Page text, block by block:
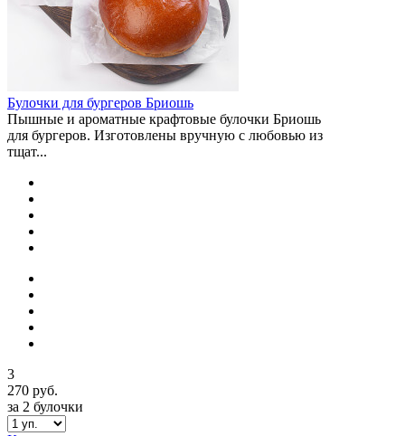
Булочки для бургеров Бриошь
Пышные и ароматные крафтовые булочки Бриошь
для бургеров. Изготовлены вручную с любовью из
тщат...
3
270 руб.
за 2 булочки